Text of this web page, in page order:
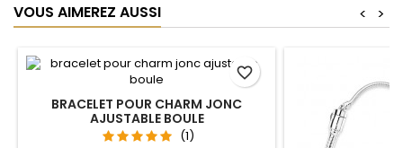
VOUS AIMEREZ AUSSI >
<
BRACELET POUR CHARM JONC
AJUSTABLE BOULE
(1)
favorite_border